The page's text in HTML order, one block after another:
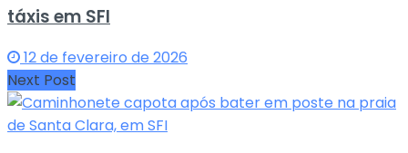
táxis em SFI
12 de fevereiro de 2026
Next Post